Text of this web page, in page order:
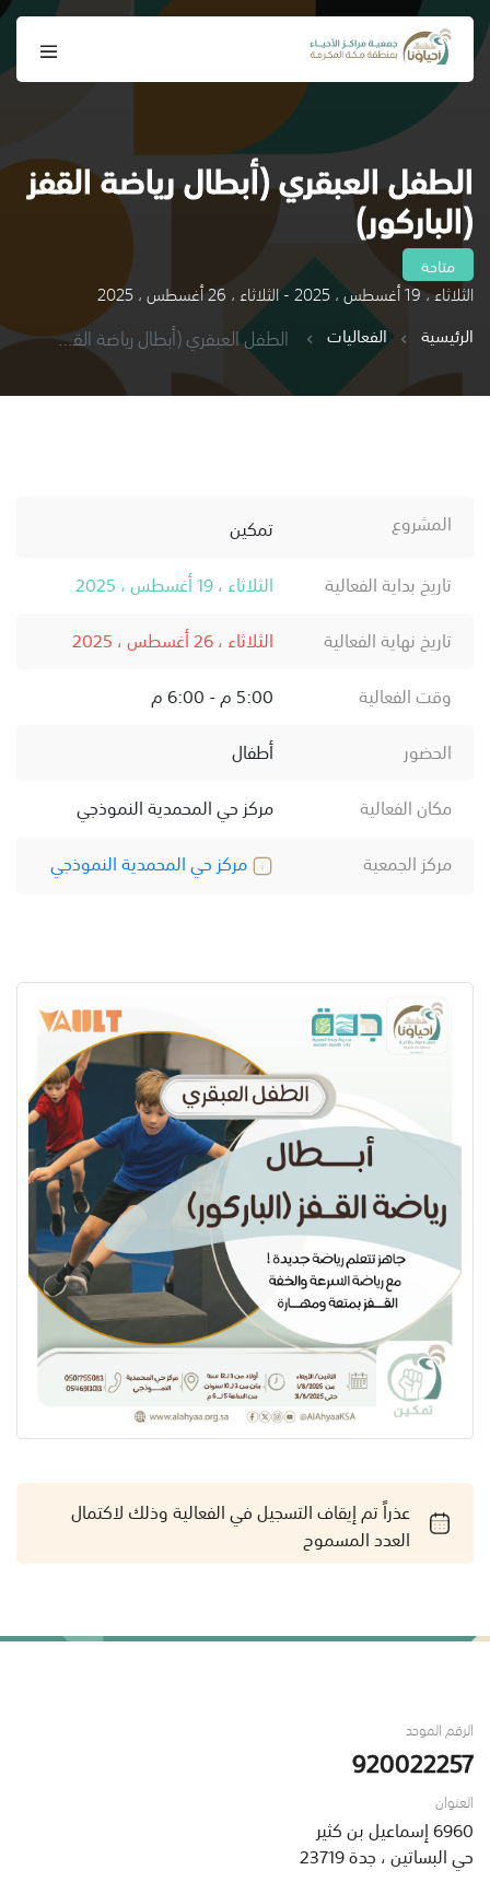
الطفل العبقري (أبطال رياضة القفز
(الباركور)
متاحة
الثلاثاء ، 19 أغسطس ، 2025 - الثلاثاء ، 26 أغسطس ، 2025
الرئيسية
الفعاليات الطفل العبقري (أبطال رياضة القفز (الباركور)
المشروع
تمكين
تاريخ بداية الفعالية
الثلاثاء ، 19 أغسطس ، 2025
تاريخ نهاية الفعالية
الثلاثاء ، 26 أغسطس ، 2025
وقت الفعالية
5:00 م - 6:00 م
الحضور
أطفال
مكان الفعالية
مركز حي المحمدية النموذجي
مركز الجمعية
مركز حي المحمدية النموذجي
عذراً تم إيقاف التسجيل في الفعالية وذلك لاكتمال
العدد المسموح
الرقم الموحد
920022257
العنوان
6960 إسماعيل بن كثير
حي البساتين ، جدة 23719